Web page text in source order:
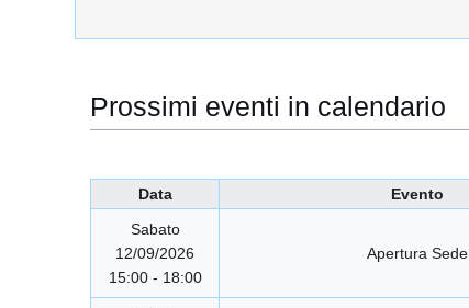
Prossimi eventi in calendario
Data Evento
Sabato
12/09/2026
15:00 - 18:00
Apertura Sede